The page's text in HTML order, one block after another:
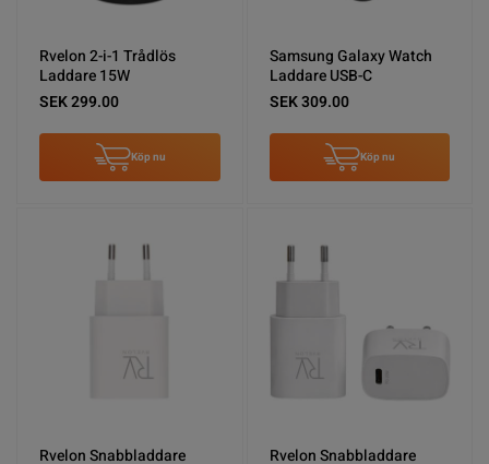
Rvelon 2-i-1 Trådlös
Laddare 15W
SEK 299.00
Köp nu
Samsung Galaxy Watch
Laddare USB-C
SEK 309.00
Köp nu
Rvelon Snabbladdare
Rvelon Snabbladdare